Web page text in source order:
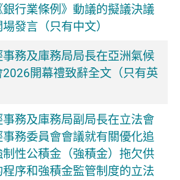
銀行業條例》動議的擬議決議
發言（只有中文）
事務及庫務局局長在亞洲氣候
2026開幕禮致辭全文（只有英
事務及庫務局副局長在立法會
事務委員會會議就有關優化追
制性公積金（強積金）拖欠供
程序和強積金監管制度的立法